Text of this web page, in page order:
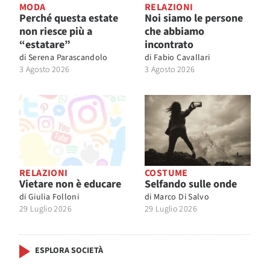
MODA
Perché questa estate
non riesce più a
“estatare”
di Serena Parascandolo
3 Agosto 2026
RELAZIONI
Noi siamo le persone
che abbiamo
incontrato
di Fabio Cavallari
3 Agosto 2026
RELAZIONI
Vietare non è educare
di Giulia Folloni
29 Luglio 2026
COSTUME
Selfando sulle onde
di Marco Di Salvo
29 Luglio 2026
ESPLORA SOCIETÀ